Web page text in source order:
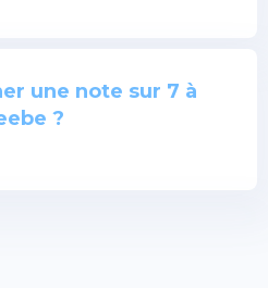
une note sur 7 à
?